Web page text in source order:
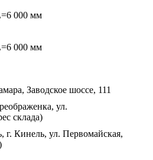
000 мм
000 мм
Заводское шоссе, 111
ул.
склада)
г. Кинель, ул. Первомайская,